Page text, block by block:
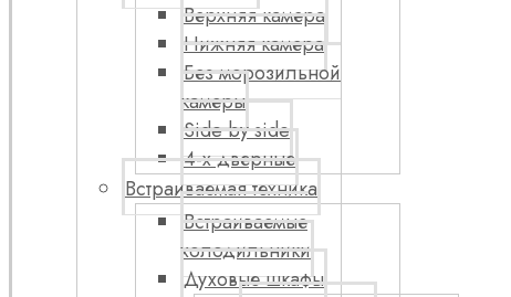
Верхняя камера
Нижняя камера
Без морозильной
камеры
Side by side
4-х дверные
Встраиваемая техника
Встраиваемые
холодильники
Духовые шкафы